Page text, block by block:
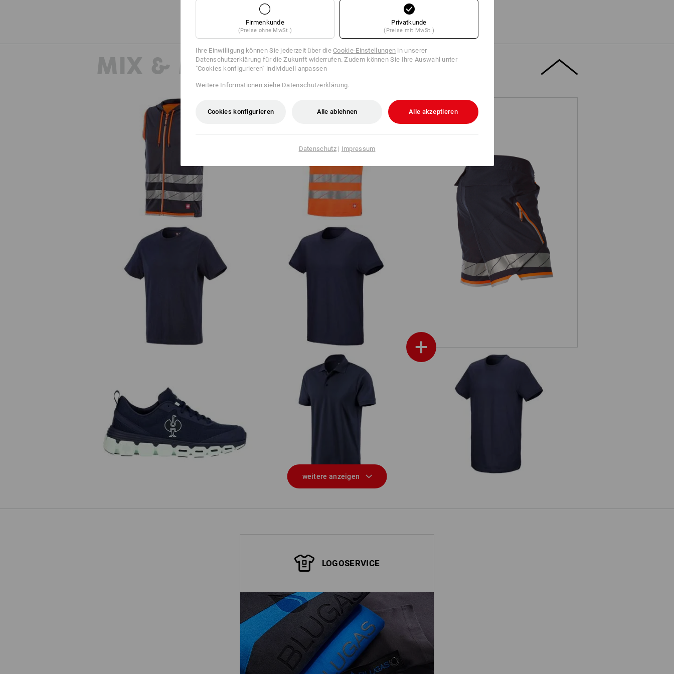
NOCH MEHR PLATZ
und schaffen mehr Platz für Ihr Werkzeug!
passende Taschen
MIX & MATCH
Reflex Funktions Short e.s.ambition
+
Reflex Funktions Weste e.s.ambition
Warnschutz Funktions T-Shirt
e.s. T-Shirt cotton e.s. T-Shirt cotton stretch
O1 Berufsschuhe e.s. Airolo low e.s. Polo-Shirt cotton e.s. T-Shirt cotton stretch, long fit
weitere anzeigen
LOGOSERVICE
Firmenkunde
(Preise ohne MwSt.)
Privatkunde
(Preise mit MwSt.)
Ihre Einwilligung können Sie jederzeit über dieCookie-Einstellungen in unserer
Datenschutzerklärung für die Zukunft widerrufen. Zudem können Sie Ihre Auswahl unter
"Cookies konfigurieren" individuell anpassen
Weitere Informationen siehe Datenschutzerklärung.
Cookies konfigurieren Alle ablehnen Alle akzeptieren
Datenschutz| Impressum